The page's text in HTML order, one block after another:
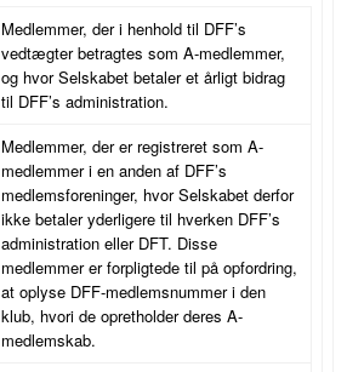
Medlemmer, der i henhold til DFF’s
vedtægter betragtes som A-medlemmer,
og hvor Selskabet betaler et årligt bidrag
til DFF’s administration.
Medlemmer, der er registreret som A-
medlemmer i en anden af DFF’s
medlemsforeninger, hvor Selskabet derfor
ikke betaler yderligere til hverken DFF’s
administration eller DFT. Disse
medlemmer er forpligtede til på opfordring,
at oplyse DFF-medlemsnummer i den
klub, hvori de opretholder deres A-
medlemskab.